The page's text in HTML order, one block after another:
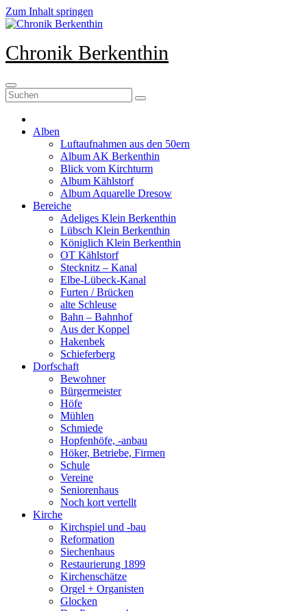
Zum Inhalt springen
Chronik Berkenthin
Alben
Luftaufnahmen aus den 50ern
Album AK Berkenthin
Blick vom Kirchturm
Album Kählstorf
Album Aquarelle Dresow
Bereiche
Adeliges Klein Berkenthin
Lübsch Klein Berkenthin
Königlich Klein Berkenthin
OT Kählstorf
Stecknitz – Kanal
Elbe-Lübeck-Kanal
Furten / Brücken
alte Schleuse
Bahn – Bahnhof
Aus der Koppel
Hakenbek
Schieferberg
Dorfschaft
Bewohner
Bürgermeister
Höfe
Mühlen
Schmiede
Hopfenhöfe, -anbau
Höker, Betriebe, Firmen
Schule
Vereine
Seniorenhaus
Noch kort vertellt
Kirche
Kirchspiel und -bau
Reformation
Siechenhaus
Restaurierung 1899
Kirchenschätze
Orgel + Organisten
Glocken